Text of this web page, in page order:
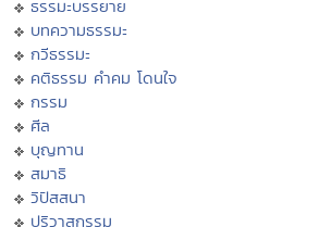
ธรรมะบรรยาย
บทความธรรมะ
กวีธรรมะ
คติธรรม คำคม โดนใจ
กรรม
ศีล
บุญทาน
สมาธิ
วิปัสสนา
ปริวาสกรรม